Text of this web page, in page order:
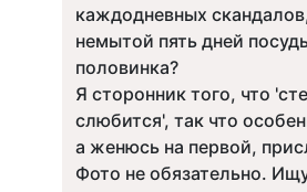
каждодневных
немытой пять дней
половинка?
Я сторонник того, что
слюбится', так что
а женюсь на первой,
Фото не обязательно.